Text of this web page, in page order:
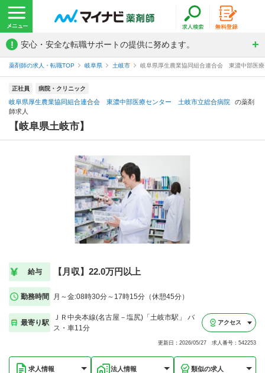
! 安心・安全な転職サポートの提供に努めます。
薬剤師の求人・転職TOP 岐阜県 土岐市 岐阜県厚生農業協同組合連合会 東濃中部医
正社員 病院・クリニック
岐阜県厚生農業協同組合連合会 東濃中部医療センター 土岐市立総合病院
の薬剤
師求人
【岐阜県土岐市】
給与 【月収】22.0万円以上
勤務時間 月～金:08時30分～17時15分（休憩45分）
最寄り駅
ＪＲ中央本線(名古屋－塩尻)「土岐市駅」 バ
ス・車11分
アクセス
更新日：2026/05/27 求人番号：542253
求人情報 法人情報 類似の求人